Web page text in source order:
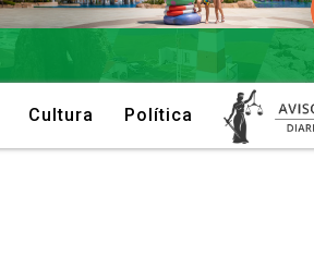
Cultura Política